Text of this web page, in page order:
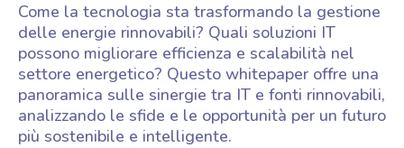
Come la tecnologia sta trasformando la gestione
delle energie rinnovabili? Quali soluzioni IT
possono migliorare efficienza e scalabilità nel
settore energetico? Questo whitepaper offre una
panoramica sulle sinergie tra IT e fonti rinnovabili,
analizzando le sfide e le opportunità per un futuro
più sostenibile e intelligente.